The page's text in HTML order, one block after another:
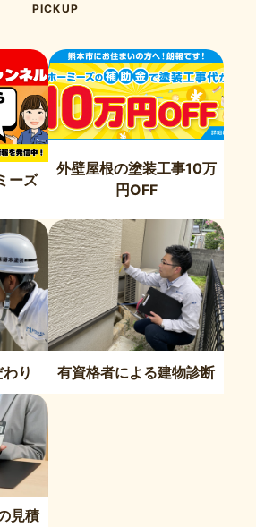
PICKUP
ーズ
外壁屋根の塗装工事10万
円OFF
り 有資格者による建物診断
見積